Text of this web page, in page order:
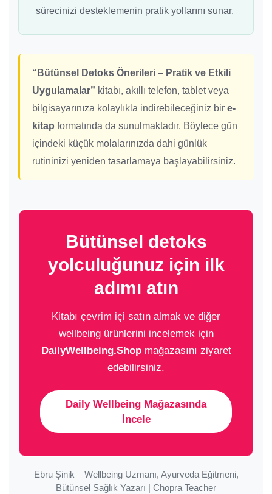
sürecinizi desteklemenin pratik yollarını sunar.
“Bütünsel Detoks Önerileri – Pratik ve Etkili
Uygulamalar” kitabı, akıllı telefon, tablet veya
bilgisayarınıza kolaylıkla indirebileceğiniz bir e-
kitap formatında da sunulmaktadır. Böylece gün
içindeki küçük molalarınızda dahi günlük
rutininizi yeniden tasarlamaya başlayabilirsiniz.
Bütünsel detoks
yolculuğunuz için ilk
adımı atın
Kitabı çevrim içi satın almak ve diğer
wellbeing ürünlerini incelemek için
DailyWellbeing.Shopmağazasını ziyaret
edebilirsiniz.
Daily Wellbeing Mağazasında
İncele
Ebru Şinik – Wellbeing Uzmanı, Ayurveda Eğitmeni,
Bütünsel Sağlık Yazarı | Chopra Teacher